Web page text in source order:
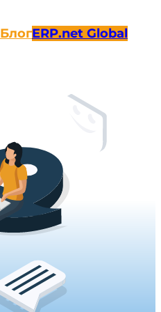
БлогERP.net Global